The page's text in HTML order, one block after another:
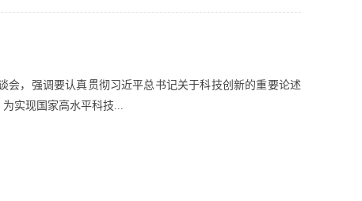
会，强调要认真贯彻习近平总书记关于科技创新的重要论述
实现国家高水平科技...